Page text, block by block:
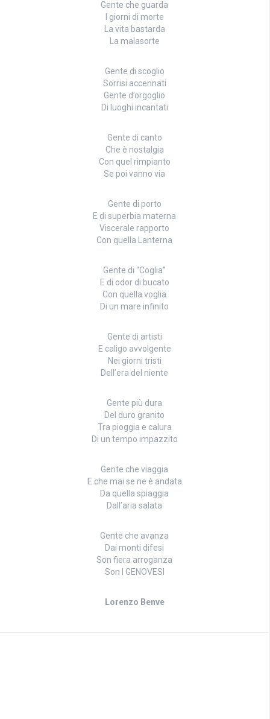
Gente che guarda
I giorni di morte
La vita bastarda
La malasorte
Gente di scoglio
Sorrisi accennati
Gente d’orgoglio
Di luoghi incantati
Gente di canto
Che è nostalgia
Con quel rimpianto
Se poi vanno via
Gente di porto
E di superbia materna
Viscerale rapporto
Con quella Lanterna
Gente di “Coglia”
E di odor di bucato
Con quella voglia
Di un mare infinito
Gente di artisti
E caligo avvolgente
Nei giorni tristi
Dell’era del niente
Gente più dura
Del duro granito
Tra pioggia e calura
Di un tempo impazzito
Gente che viaggia
E che mai se ne è andata
Da quella spiaggia
Dall’aria salata
Gente che avanza
Dai monti difesi
Son fiera arroganza
Son I GENOVESI
Lorenzo Benve